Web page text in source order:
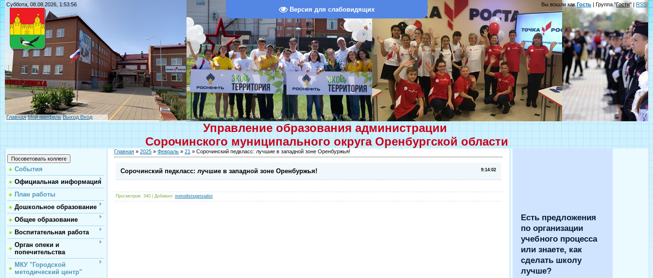
Версия для слабовидящих
Суббота, 08.08.2026, 1:53:56 Вы вошли какГость | Группа "Гости" | RSS
Главная Мой профиль Выход Вход
Управление образования администрации
Сорочинского муниципального округа Оренбургской области
События
Официальная информация
План работы
Дошкольное образование
Общее образование
Воспитательная работа
Орган опеки и
попечительства
МКУ "Городской
методический центр"
Главная » 2025 » Февраль » 21 » Сорочинский педкласс: лучшие в западной зоне Оренбуржья!
9:14:02
Сорочинский педкласс: лучшие в западной зоне Оренбуржья!
Просмотров: 340 | Добавил: metodistspetsialist
Есть предложения
по организации
учебного процесса
или знаете, как
сделать школу
лучше?